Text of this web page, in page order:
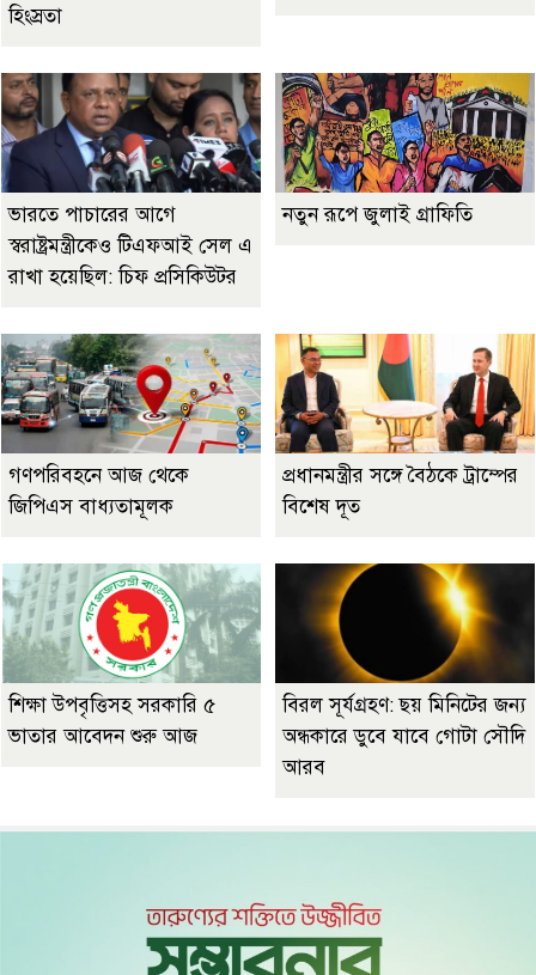
হিংস্রতা
ভারতে পাচারের আগে
স্বরাষ্ট্রমন্ত্রীকেও টিএফআই সেল এ
রাখা হয়েছিল: চিফ প্রসিকিউটর
নতুন রূপে জুলাই গ্রাফিতি
গণপরিবহনে আজ থেকে
জিপিএস বাধ্যতামূলক
প্রধানমন্ত্রীর সঙ্গে বৈঠকে ট্রাম্পের
বিশেষ দূত
শিক্ষা উপবৃত্তিসহ সরকারি ৫
ভাতার আবেদন শুরু আজ
বিরল সূর্যগ্রহণ: ছয় মিনিটের জন্য
অন্ধকারে ডুবে যাবে গোটা সৌদি
আরব